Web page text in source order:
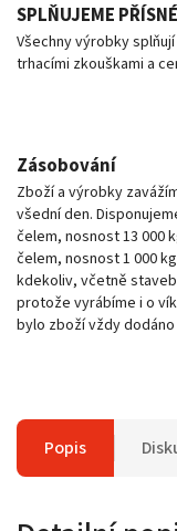
SPLŇUJEME
Všechny výrobky
trhacími zkouškami a
Zásobování
Zboží a výrobky
všední den.
čelem, nosnost 13 000
čelem, nosnost 1 000
kdekoliv, včetně
protože vyrábíme i o
bylo zboží vždy
Popis